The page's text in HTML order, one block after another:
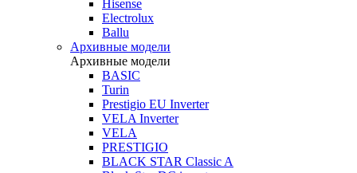
Hisense
Electrolux
Ballu
Архивные модели
Архивные модели
BASIC
Turin
Prestigio EU Inverter
VELA Inverter
VELA
PRESTIGIO
BLACK STAR Classic A